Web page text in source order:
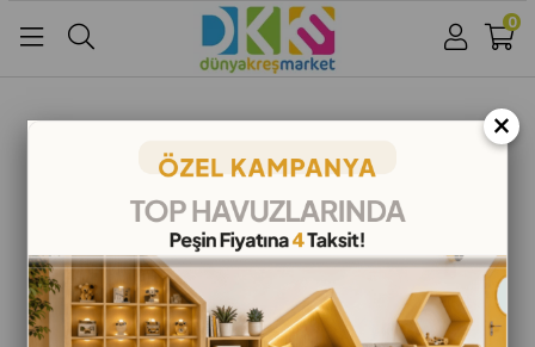
Google İle Bağlan
0
×